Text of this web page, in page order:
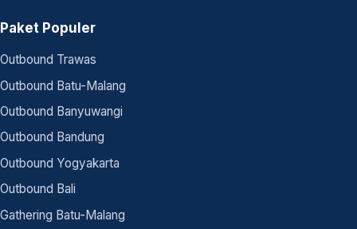
Paket Populer
Outbound Trawas
Outbound Batu-Malang
Outbound Banyuwangi
Outbound Bandung
Outbound Yogyakarta
Outbound Bali
Gathering Batu-Malang